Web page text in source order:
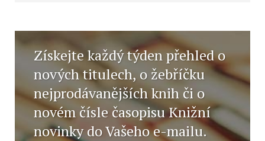
Získejte každý týden přehled o
nových titulech, o žebříčku
nejprodávanějších knih či o
novém čísle časopisu Knižní
novinky do Vašeho e-mailu.